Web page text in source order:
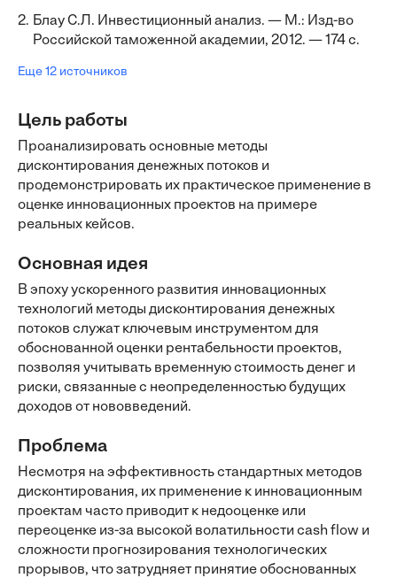
2. Блау С.Л. Инвестиционный анализ. — М.: Изд-во
Российской таможенной академии, 2012. — 174 с.
Еще 12 источников
Цель работы
Проанализировать основные методы
дисконтирования денежных потоков и
продемонстрировать их практическое применение в
оценке инновационных проектов на примере
реальных кейсов.
Основная идея
В эпоху ускоренного развития инновационных
технологий методы дисконтирования денежных
потоков служат ключевым инструментом для
обоснованной оценки рентабельности проектов,
позволяя учитывать временную стоимость денег и
риски, связанные с неопределенностью будущих
доходов от нововведений.
Проблема
Несмотря на эффективность стандартных методов
дисконтирования, их применение к инновационным
проектам часто приводит к недооценке или
переоценке из-за высокой волатильности cash flow и
сложности прогнозирования технологических
прорывов, что затрудняет принятие обоснованных